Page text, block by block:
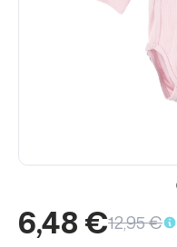
6,48 €12,95 €